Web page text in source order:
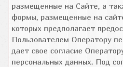
размещенные на Сайте, а
формы, размещенные на
которых предполагает
Пользователем Оператору
дает свое согласие
персональных данных. Под